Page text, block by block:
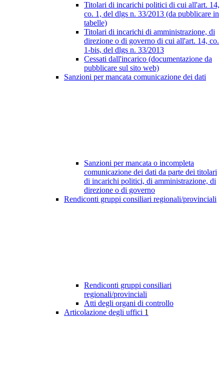
Titolari di incarichi politici di cui all'art. 14,
co. 1, del dlgs n. 33/2013 (da pubblicare in
tabelle)
Titolari di incarichi di amministrazione, di
direzione o di governo di cui all'art. 14, co.
1-bis, del dlgs n. 33/2013
Cessati dall'incarico (documentazione da
pubblicare sul sito web)
Sanzioni per mancata comunicazione dei dati
Sanzioni per mancata o incompleta
comunicazione dei dati da parte dei titolari
di incarichi politici, di amministrazione, di
direzione o di governo
Rendiconti gruppi consiliari regionali/provinciali
Rendiconti gruppi consiliari
regionali/provinciali
Atti degli organi di controllo
Articolazione degli uffici 1